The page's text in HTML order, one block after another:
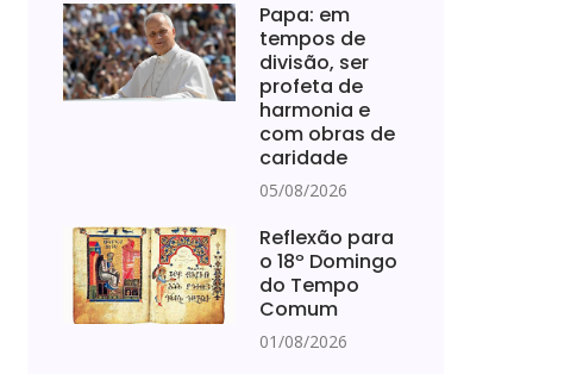
Papa: em
tempos de
divisão, ser
profeta de
harmonia e
com obras de
caridade
05/08/2026
Reflexão para
o 18º Domingo
do Tempo
Comum
01/08/2026